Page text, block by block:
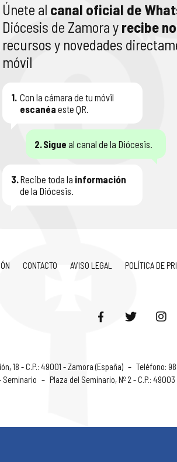
Únete al canal oficial de
Diócesis de Zamora y recibe
recursos y novedades
móvil
1. Con la cámara de tu móvil
escanéa este QR.
2.Sigue al canal de la Diócesis.
3.Recibe toda la información
de la Diócesis.
CONTACTO AVISO LEGAL POLÍTICA DE
18 - C.P.: 49001 - Zamora (España) – Teléfono:
Seminario – Plaza del Seminario, Nº 2 - C.P.: